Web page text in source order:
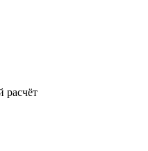
расчёт